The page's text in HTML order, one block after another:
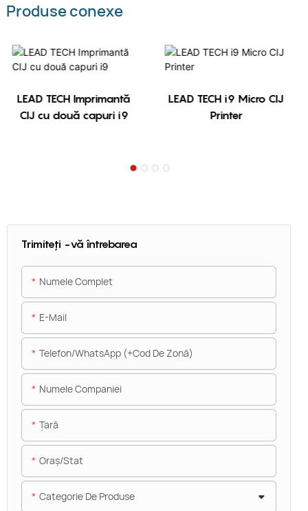
Produse conexe
LEAD TECH Imprimantă
CIJ cu două capuri i9
LEAD TECH i9 Micro CIJ
Printer
Trimiteți -vă întrebarea
Numele Complet
E-Mail
Telefon/WhatsApp (+Cod De Zonă)
Numele Companiei
Ţară
Oraș/stat
Categorie De Produse